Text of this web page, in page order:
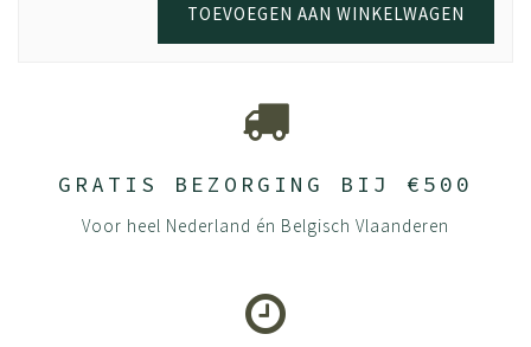
TOEVOEGEN AAN WINKELWAGEN
GRATIS BEZORGING BIJ €500
Voor heel Nederland én Belgisch Vlaanderen